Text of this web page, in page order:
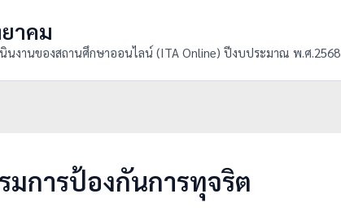
าคม
นินงานของสถานศึกษาออนไลน์ (ITA Online) ปีงบประมาณ พ.ศ.2568
มการป้องกันการทุจริต